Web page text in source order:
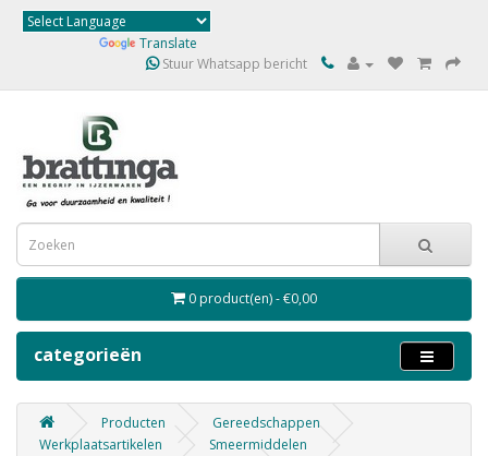
Translate
Stuur Whatsapp bericht
0 product(en) - €0,00
categorieën
Producten
Gereedschappen
Werkplaatsartikelen
Smeermiddelen